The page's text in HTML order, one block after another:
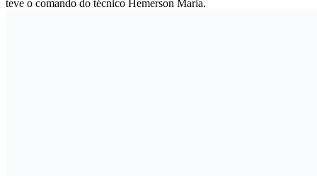
teve o comando do técnico Hemerson Maria.